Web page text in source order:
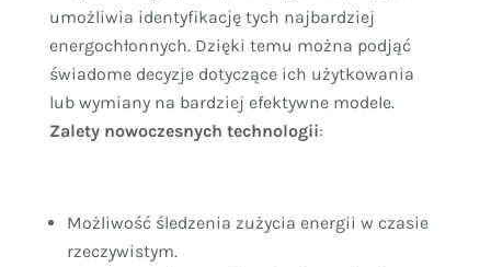
umożliwia identyfikację tych najbardziej
energochłonnych. Dzięki temu można podjąć
świadome decyzje dotyczące ich użytkowania
lub wymiany na bardziej efektywne modele.
Zalety nowoczesnych technologii:
Możliwość śledzenia zużycia energii w czasie
rzeczywistym.